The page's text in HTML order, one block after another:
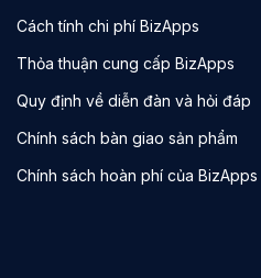
Cách tính chi phí BizApps
Thỏa thuận cung cấp BizApps
Quy định về diễn đàn và hỏi đáp
Chính sách bàn giao sản phẩm
Chính sách hoàn phí của BizApps